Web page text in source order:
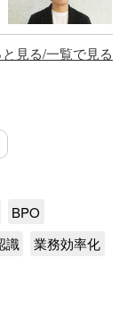
と見る/一覧で見る
BPO
識 業務効率化